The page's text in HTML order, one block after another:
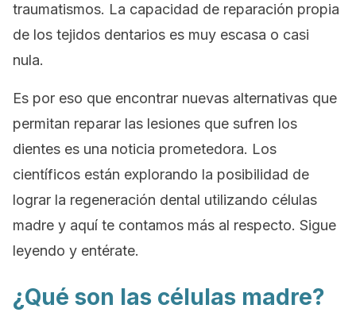
traumatismos. La capacidad de reparación propia
de los tejidos dentarios es muy escasa o casi
nula.
Es por eso que encontrar nuevas alternativas que
permitan reparar las lesiones que sufren los
dientes es una noticia prometedora. Los
científicos están explorando la posibilidad de
lograr la regeneración dental utilizando células
madre y aquí te contamos más al respecto. Sigue
leyendo y entérate.
¿Qué son las células madre?